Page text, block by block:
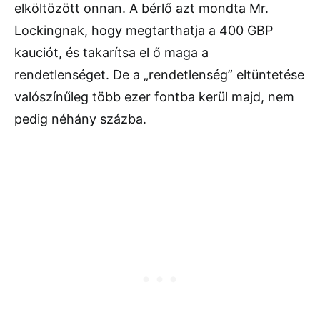
elköltözött onnan. A bérlő azt mondta Mr.
Lockingnak, hogy megtarthatja a 400 GBP
kauciót, és takarítsa el ő maga a
rendetlenséget. De a „rendetlenség” eltüntetése
valószínűleg több ezer fontba kerül majd, nem
pedig néhány százba.